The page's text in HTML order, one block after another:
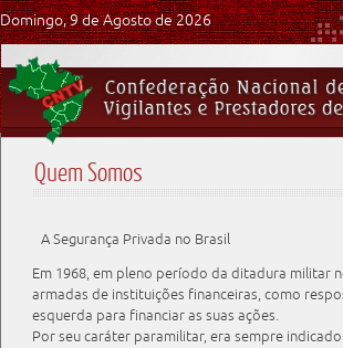
Domingo, 9 de Agosto de 2026
Quem Somos
A Segurança Privada no Brasil
Em 1968, em pleno período da ditadura militar
armadas de instituições financeiras, como
esquerda para financiar as suas ações.
Por seu caráter paramilitar, era sempre